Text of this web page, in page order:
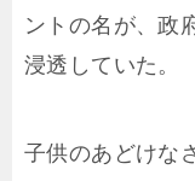
ントの名が、政
浸透していた。
子供のあどけな